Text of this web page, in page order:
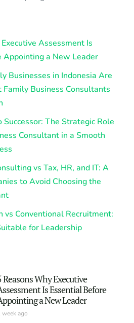
Assessment Is
Appointing a New Leader
Businesses in Indonesia Are
Business Consultants
Successor: The Strategic Role
Consultant in a Smooth
vs Tax, HR, and IT: A
to Avoid Choosing the
vs Conventional Recruitment:
for Leadership
Reasons Why Executive
Is Essential Before
a New Leader
week ago